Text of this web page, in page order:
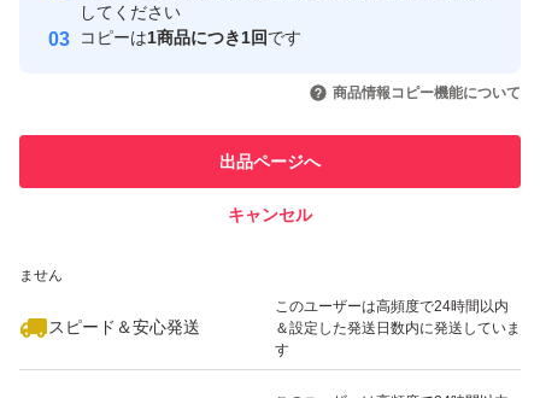
取引実績
引を完了させた実績があります
での取引実績があります
ません
スピード＆安心発送
このユーザーは高頻度で24時間以内
＆設定した発送日数内に発送していま
す
してください
コピーは1商品につき1回です
商品情報コピー機能について
出品ページへ
キャンセル